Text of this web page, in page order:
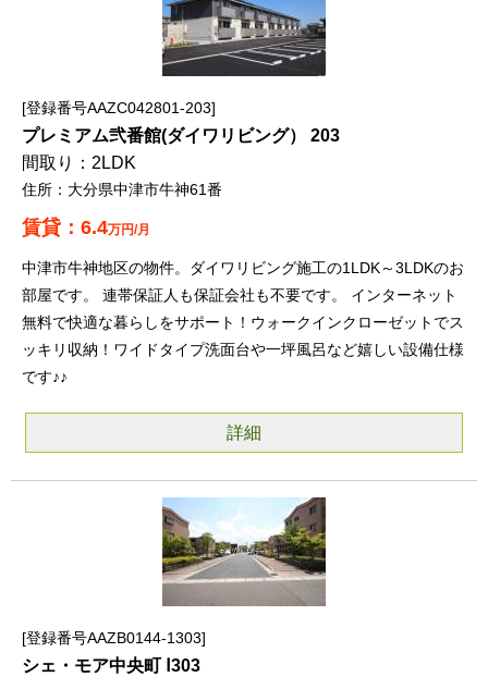
登録番号AAZC042801-203
プレミアム弐番館(ダイワリビング） 203
2LDK
大分県中津市牛神61番
6.4万円/月
中津市牛神地区の物件。ダイワリビング施工の1LDK～3LDKのお
部屋です。 連帯保証人も保証会社も不要です。 インターネット
無料で快適な暮らしをサポート！ウォークインクローゼットでス
ッキリ収納！ワイドタイプ洗面台や一坪風呂など嬉しい設備仕様
です♪♪
詳細
登録番号AAZB0144-1303
シェ・モア中央町 Ⅰ303